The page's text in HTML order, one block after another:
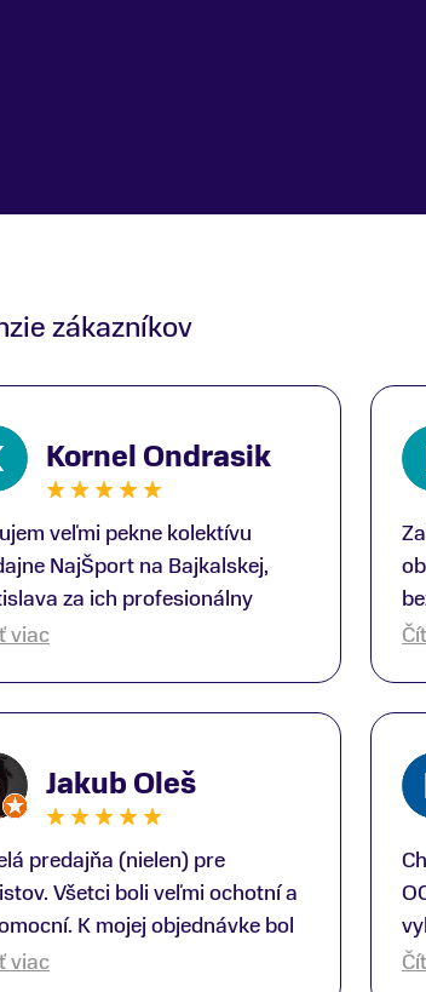
zákazníkov
Kornel Ondrasik
veľmi pekne kolektívu
NajŠport na Bajkalskej,
za ich profesionálny
k zákazníkom; Zvlášť
prilby.. všetko značka Atomic;
Guniš mi svojou
otvoril nové obzory a
som sa, vďaka jeho
prístupu k
up-to-date informácie o
trendoch v lyžiarských
viac
Jakub Oleš
predajňa (nielen) pre
Všetci boli veľmi ochotní a
K mojej objednávke bol
Oliver, ktorý mi spravil z
viac